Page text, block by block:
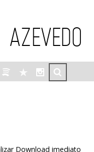
Download imediato